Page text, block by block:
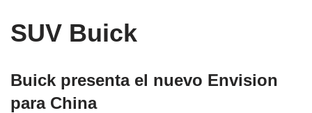
SUV Buick
Buick presenta el nuevo Envision
para China